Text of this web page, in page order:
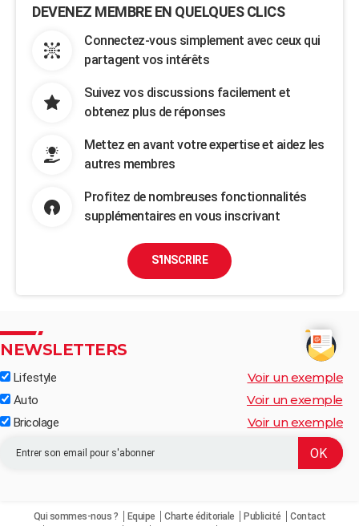
DEVENEZ MEMBRE EN QUELQUES CLICS
Connectez-vous simplement avec ceux qui
partagent vos intérêts
Suivez vos discussions facilement et
obtenez plus de réponses
Mettez en avant votre expertise et aidez les
autres membres
Profitez de nombreuses fonctionnalités
supplémentaires en vous inscrivant
S'INSCRIRE
NEWSLETTERS
Lifestyle Voir un exemple
Auto Voir un exemple
Bricolage Voir un exemple
Qui sommes-nous ? Equipe Charte éditoriale Publicité
Contact